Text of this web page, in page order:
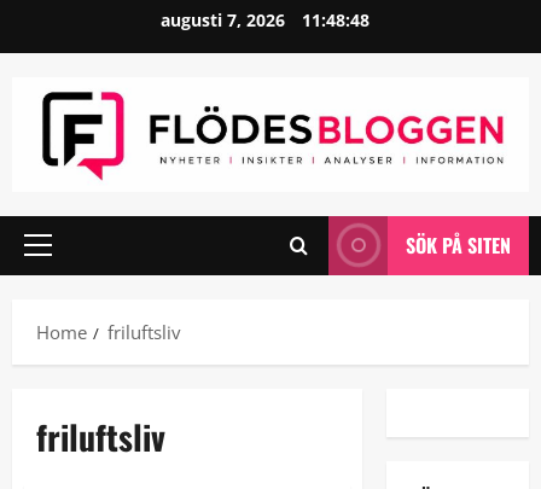
augusti 7, 2026 11:48:48
Primary
SÖK PÅ SITEN
Home friluftsliv
friluftsliv